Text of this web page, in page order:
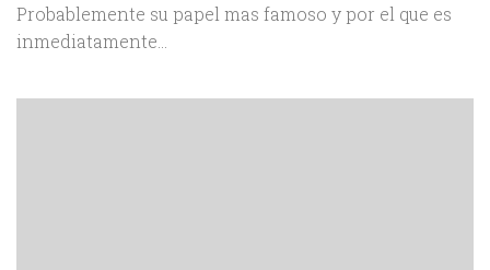
Probablemente su papel mas famoso y por el que es
inmediatamente...